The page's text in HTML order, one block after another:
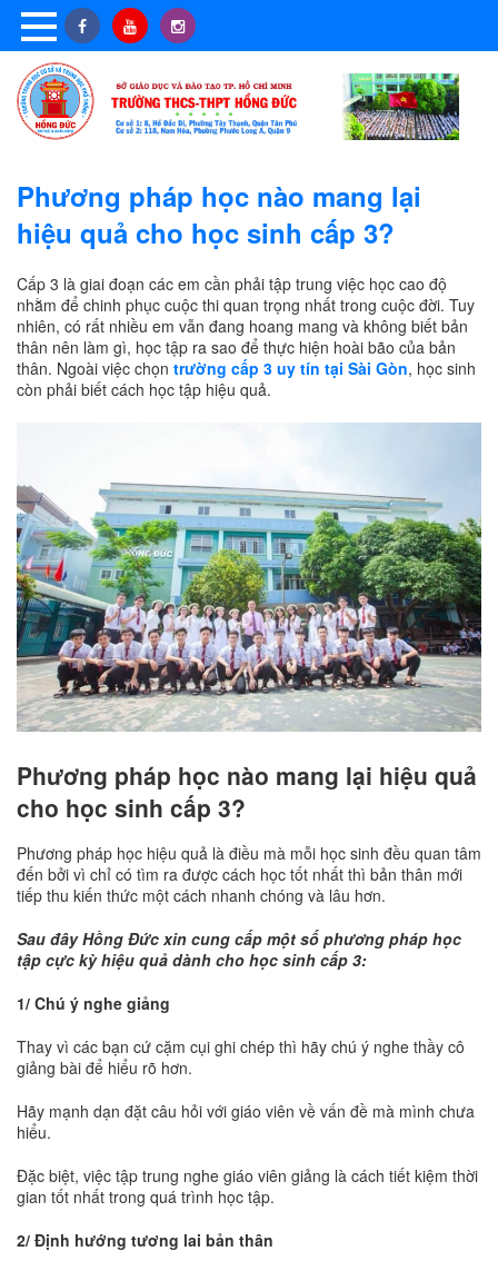
Phương pháp học nào mang lại
hiệu quả cho học sinh cấp 3?
Cấp 3 là giai đoạn các em cần phải tập trung việc học cao độ
nhằm để chinh phục cuộc thi quan trọng nhất trong cuộc đời. Tuy
nhiên, có rất nhiều em vẫn đang hoang mang và không biết bản
thân nên làm gì, học tập ra sao để thực hiện hoài bão của bản
thân. Ngoài việc chọn trường cấp 3 uy tín tại Sài Gòn, học sinh
còn phải biết cách học tập hiệu quả.
Phương pháp học nào mang lại hiệu quả
cho học sinh cấp 3?
Phương pháp học hiệu quả là điều mà mỗi học sinh đều quan tâm
đến bởi vì chỉ có tìm ra được cách học tốt nhất thì bản thân mới
tiếp thu kiến thức một cách nhanh chóng và lâu hơn.
Sau đây Hồng Đức xin cung cấp một số phương pháp học
tập cực kỳ hiệu quả dành cho học sinh cấp 3:
1/ Chú ý nghe giảng
Thay vì các bạn cứ cặm cụi ghi chép thì hãy chú ý nghe thầy cô
giảng bài để hiểu rõ hơn.
Hãy mạnh dạn đặt câu hỏi với giáo viên về vấn đề mà mình chưa
hiểu.
Đặc biệt, việc tập trung nghe giáo viên giảng là cách tiết kiệm thời
gian tốt nhất trong quá trình học tập.
2/ Định hướng tương lai bản thân